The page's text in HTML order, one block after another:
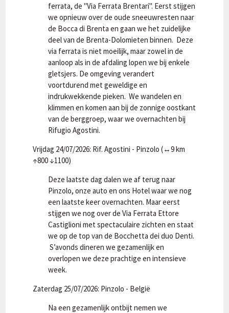
ferrata, de "Via Ferrata Brentari". Eerst stijgen
we opnieuw over de oude sneeuwresten naar
de Bocca di Brenta en gaan we het zuidelijke
deel van de Brenta-Dolomieten binnen. Deze
via ferrata is niet moeilijk, maar zowel in de
aanloop als in de afdaling lopen we bij enkele
gletsjers. De omgeving verandert
voortdurend met geweldige en
indrukwekkende pieken. We wandelen en
klimmen en komen aan bij de zonnige oostkant
van de berggroep, waar we overnachten bij
Rifugio Agostini.
Vrijdag 24/07/2026: Rif. Agostini - Pinzolo (↔9 km
↑800 ↓1100)
Deze laatste dag dalen we af terug naar
Pinzolo, onze auto en ons Hotel waar we nog
een laatste keer overnachten. Maar eerst
stijgen we nog over de Via Ferrata Ettore
Castiglioni met spectaculaire zichten en staat
we op de top van de Bocchetta dei duo Denti.
S’avonds dineren we gezamenlijk en
overlopen we deze prachtige en intensieve
week.
Zaterdag 25/07/2026: Pinzolo - België
Na een gezamenlijk ontbijt nemen we